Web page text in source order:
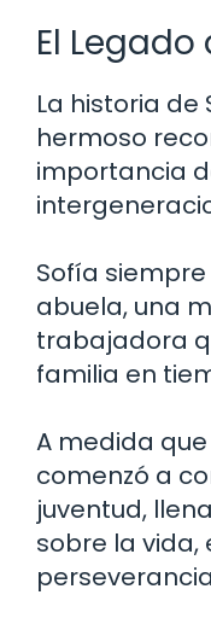
El
La historia de
hermoso
importancia
Sofía
abuela, una
trabajadora
familia en
A medida
comenzó a
juventud,
sobre la vida,